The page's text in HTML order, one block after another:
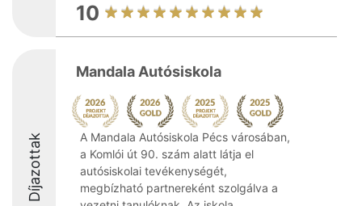
10
Díjazottak
Mandala Autósiskola
A Mandala Autósiskola Pécs városában,
a Komlói út 90. szám alatt látja el
autósiskolai tevékenységét,
megbízható partnereként szolgálva a